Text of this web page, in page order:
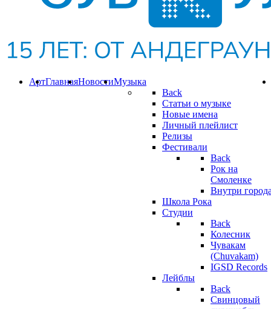
Музыка
Back
Статьи о музыке
Новые имена
Личный плейлист
Релизы
Фестивали
Back
Рок на
Смоленке
Внутри
Школа Рока
Студии
Back
Колесник
Чувакам
(Chuvakam)
IGSD Records
Лейблы
Back
Свинцовый
Новости
Главная
Арт